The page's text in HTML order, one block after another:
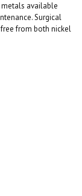
available
Surgical
from both nickel